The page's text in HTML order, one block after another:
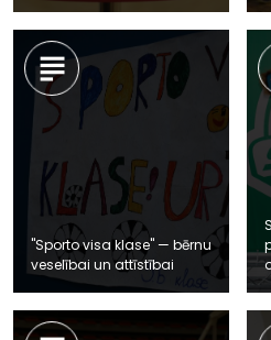
"Sporto visa klase" — bērnu
veselībai un attīstībai